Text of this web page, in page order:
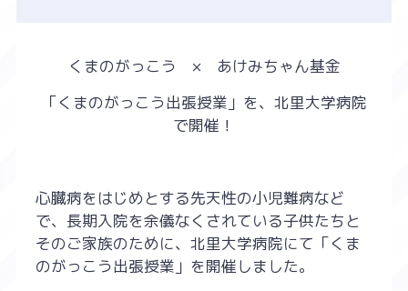
くまのがっこう × あけみちゃん基金
「くまのがっこう出張授業」を、北里大学病院
で開催！
心臓病をはじめとする先天性の小児難病など
で、長期入院を余儀なくされている子供たちと
そのご家族のために、北里大学病院にて「くま
のがっこう出張授業」を開催しました。